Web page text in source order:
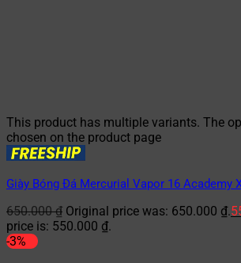
This product has multiple variants. The
chosen on the product page
Giày Bóng Đá Mercurial Vapor 16 Academy
650.000₫ Original price was: 650.000 ₫.
price is: 550.000 ₫.
-3%